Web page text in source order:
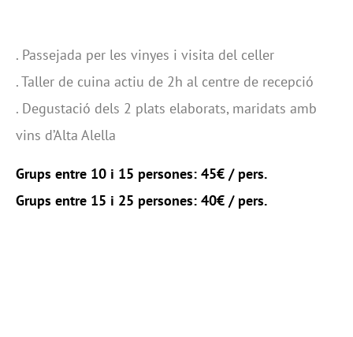
. Passejada per les vinyes i visita del celler
. Taller de cuina actiu de 2h al centre de recepció
. Degustació dels 2 plats elaborats, maridats amb
vins d’Alta Alella
Grups entre 10 i 15 persones: 45€ / pers.
Grups entre 15 i 25 persones: 40€ / pers.